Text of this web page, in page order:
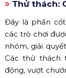
Thử thách:
Đây là phần
các trò chơi
nhóm, giải
Các thử thách
động, vượt